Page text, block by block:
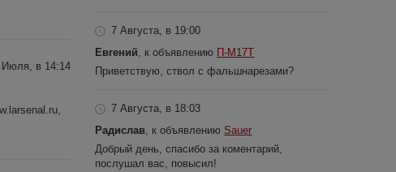
Июля, в 14:14
7 Августа, в 19:00
Евгений , к объявлению П-М17Т
Приветствую, ствол с фальшнарезами?
7 Августа, в 18:03
Радислав , к объявлению Sauer
Добрый день, спасибо за коментарий,
послушал вас, повысил!